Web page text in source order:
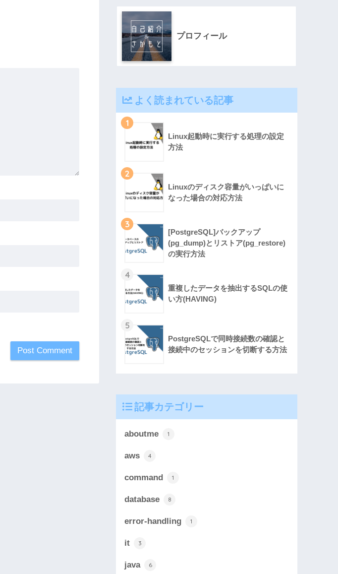
プロフィール
よく読まれている記事
1
Linux起動時に実行する処理の設定
方法
2
Linuxのディスク容量がいっぱいに
なった場合の対応方法
3
[PostgreSQL]バックアップ
(pg_dump)とリストア(pg_restore)
の実行方法
4
重複したデータを抽出するSQLの使
い方(HAVING)
5
PostgreSQLで同時接続数の確認と
接続中のセッションを切断する方法
記事カテゴリー
aboutme 1
aws 4
command 1
database 8
error-handling 1
it 3
java 6